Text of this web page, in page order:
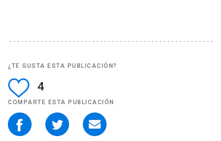
¿TE GUSTA ESTA PUBLICACIÓN?
4
COMPARTE ESTA PUBLICACIÓN